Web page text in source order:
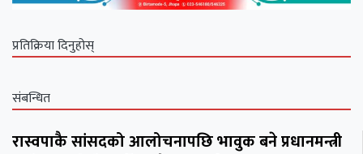
प्रतिक्रिया दिनुहोस्
संबन्धित
रास्वपाकै सांसदको आलोचनापछि भावुक बने प्रधानमन्त्री